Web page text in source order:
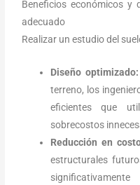
Beneficios económicos y
adecuado
Realizar un estudio del
Diseño optimizado:
terreno, los
eficientes que
sobrecostos
Reducción en
estructurales